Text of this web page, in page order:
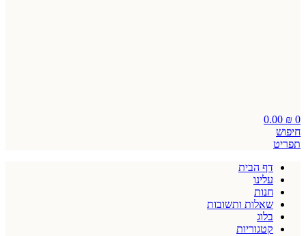
0
0.00 ₪
חיפוש
תפריט
דף הבית
עלינו
חנות
שאלות ותשובות
בלוג
קטגוריות